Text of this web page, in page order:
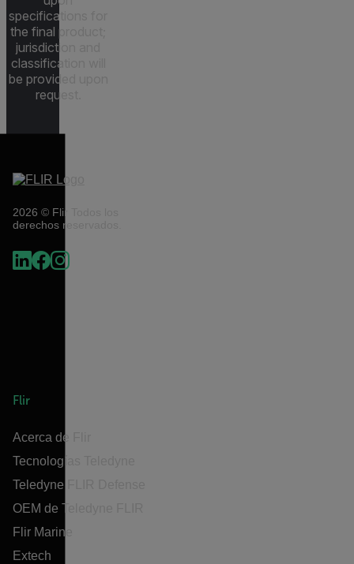
specifications for
the final product;
jurisdiction and
classification will
be provided upon
request.
2026 © Flir Todos los
derechos reservados.
Flir
Acerca de Flir
Tecnologías Teledyne
Teledyne FLIR Defense
OEM de Teledyne FLIR
Flir Marine
Extech